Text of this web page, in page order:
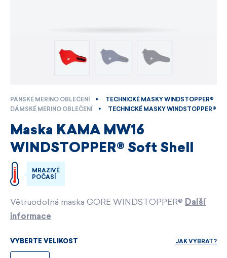
PÁNSKÉ MERINO OBLEČENÍ
TECHNICKÉ MASKY WINDSTOPPER®
DÁMSKÉ MERINO OBLEČENÍ
TECHNICKÉ MASKY WINDSTOPPER®
Maska KAMA MW16
WINDSTOPPER® Soft Shell
MRAZIVÉ
POČASÍ
Větruodolná maska GORE WINDSTOPPER® Další
informace
VYBERTE VELIKOST JAK VYBRAT?